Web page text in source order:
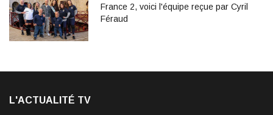
France 2, voici l'équipe reçue par Cyril
Féraud
L'ACTUALITÉ TV